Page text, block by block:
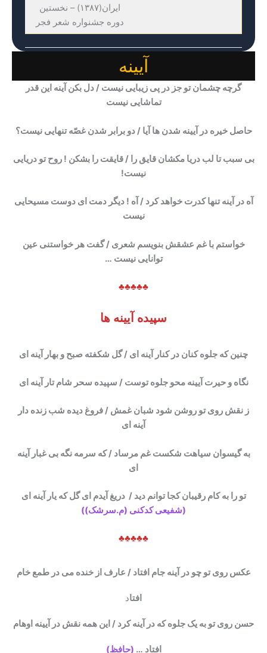
ایران(۱۳۸۷) – نخستین
دوره جشنواره شعر فجر
آیینه
گرچه چشمان تو جز در پی زیبایی نیست / دل بکن آینه این قدر
تماشایی نیست
حاصل خیره در آیینه شدن ها آیا / دو برابر شدن غصّه تنهایی نیست؟
بی سبب تا لب دریا مکشان قایق را / قایقت را بشکن ! روح تو دریایی
نیست!
آه در آینه تنها کدرت خواهد کرد / آه ! دیگر دمت ای دوست مسیحایی
نیست
خواستم با غم عشقش بنویسم شعری / گفت هر خواستنی عین
توانایی نیست …
♣♣♣♣♣
سپیده آیینه ها
چنین که جلوه کنان در کنار آینه ای / گل شکفته صبح و بهار آینه ای
نگاه و حیرت آیینه محو جلوه توست / سپیده سحر شام تار آینه ای
ز نقش روی تو روشن شود شبان غمش / فروغ دیده شب زنده دار
آینه ای
به گیسوان سیاهت شکست غم مرساد / که سرمه نگه بی غبار آینه
ای
تو را به کام رقیبان کجا توانم دید / دریغ آیدم ای گل که یار آینه ای
(شفیعی کدکنی (م.سرشک))
♣♣♣♣♣
عکس روی تو چو در آینه جام افتاد / عارف از خنده می در طمع خام
افتاد
حسن روی تو به یک جلوه که در آینه کرد / این همه نقش در آیینه اوهام
افتاد … (حافظ)